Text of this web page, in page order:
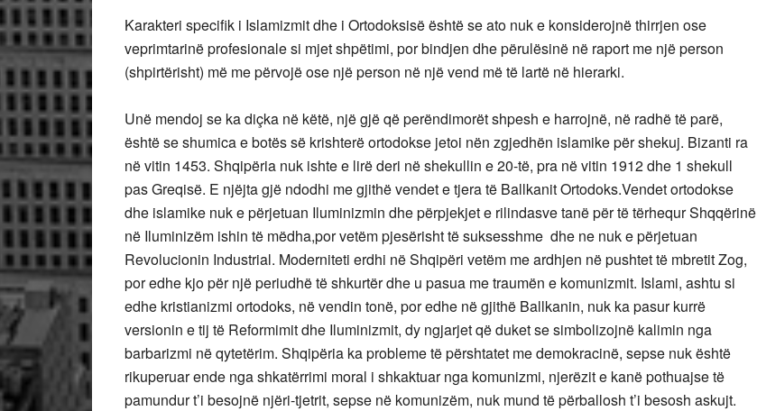
Karakteri specifik i Islamizmit dhe i Ortodoksisë është se ato nuk e konsiderojnë thirrjen ose
veprimtarinë profesionale si mjet shpëtimi, por bindjen dhe përulësinë në raport me një person
(shpirtërisht) më me përvojë ose një person në një vend më të lartë në hierarki.
Unë mendoj se ka diçka në këtë, një gjë që perëndimorët shpesh e harrojnë, në radhë të parë,
është se shumica e botës së krishterë ortodokse jetoi nën zgjedhën islamike për shekuj. Bizanti ra
në vitin 1453. Shqipëria nuk ishte e lirë deri në shekullin e 20-të, pra në vitin 1912 dhe 1 shekull
pas Greqisë. E njëjta gjë ndodhi me gjithë vendet e tjera të Ballkanit Ortodoks.Vendet ortodokse
dhe islamike nuk e përjetuan Iluminizmin dhe përpjekjet e rilindasve tanë për të tërhequr Shqqërinë
në Iluminizëm ishin të mëdha,por vetëm pjesërisht të suksesshme dhe ne nuk e përjetuan
Revolucionin Industrial. Moderniteti erdhi në Shqipëri vetëm me ardhjen në pushtet të mbretit Zog,
por edhe kjo për një periudhë të shkurtër dhe u pasua me traumën e komunizmit. Islami, ashtu si
edhe kristianizmi ortodoks, në vendin tonë, por edhe në gjithë Ballkanin, nuk ka pasur kurrë
versionin e tij të Reformimit dhe Iluminizmit, dy ngjarjet që duket se simbolizojnë kalimin nga
barbarizmi në qytetërim. Shqipëria ka probleme të përshtatet me demokracinë, sepse nuk është
rikuperuar ende nga shkatërrimi moral i shkaktuar nga komunizmi, njerëzit e kanë pothuajse të
pamundur t’i besojnë njëri-tjetrit, sepse në komunizëm, nuk mund të përballosh t’i besosh askujt.